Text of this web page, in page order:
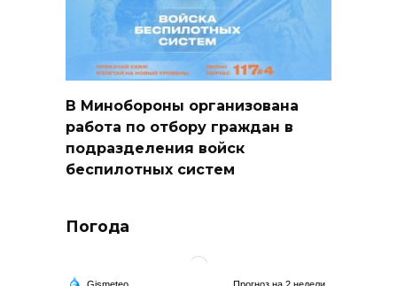
В Минобороны организована
работа по отбору граждан в
подразделения войск
беспилотных систем
Погода